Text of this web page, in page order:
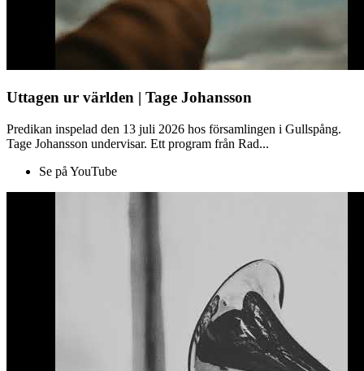
Uttagen ur världen | Tage Johansson
Predikan inspelad den 13 juli 2026 hos församlingen i Gullspång.
Tage Johansson undervisar. Ett program från Rad...
Se på YouTube